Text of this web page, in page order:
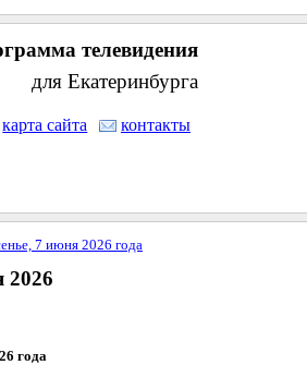
телевидения
для Екатеринбурга
карта сайта контакты
7 июня 2026 года
года